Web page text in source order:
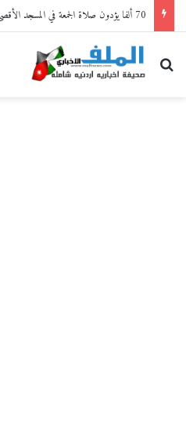
70 ألفا يؤدون صلاة الجمعة في المسجد الأقصى
بحث عن